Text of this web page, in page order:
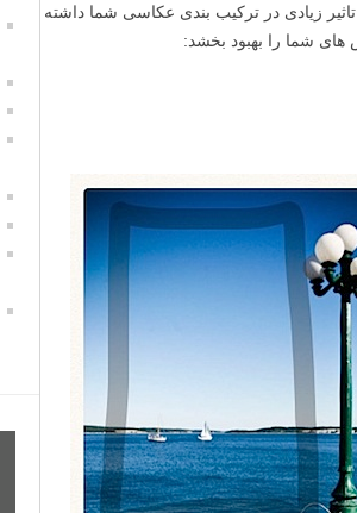
زیادی در ترکیب بندی عکاسی شما داشته
های شما را بهبود بخشد: